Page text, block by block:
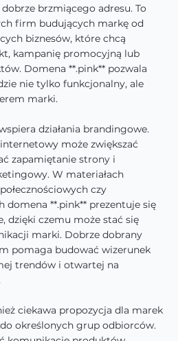
brzmiącego adresu. To
firm budujących markę od
biznesów, które chcą
kampanię promocyjną lub
Domena **.pink** pozwala
nie tylko funkcjonalny, ale
marki.
działania brandingowe.
może zwiększać
zapamiętanie strony i
W materiałach
czy
**.pink** prezentuje się
dzięki czemu może stać się
marki. Dobrze dobrany
pomaga budować wizerunek
trendów i otwartej na
ciekawa propozycja dla marek
określonych grup odbiorców.